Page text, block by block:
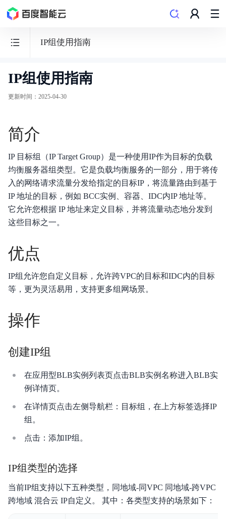
IP组使用指南
负
载
BLB
功能发布记录
产品描述
快速入门
操作指南
API参考
SDK
常见问题
服务等级协议SLA
IP组使用指南
更新时间 ： 2025-04-30
简介
IP 目标组（IP Target Group）是一种使用IP作为目标的负载
均衡服务器组类型。它是负载均衡服务的一部分，用于将传
入的网络请求流量分发给指定的目标IP，将流量路由到基于
IP 地址的目标，例如 BCC实例、容器、IDC内IP 地址等。
它允许您根据 IP 地址来定义目标，并将流量动态地分发到
这些目标之一。
优点
IP组允许您自定义目标，允许跨VPC的目标和IDC内的目标
等，更为灵活易用，支持更多组网场景。
操作
创建IP组
在应用型BLB实例列表页点击BLB实例名称进入BLB实
例详情页。
在详情页点击左侧导航栏：目标组，在上方标签选择IP
组。
点击：添加IP组。
IP组类型的选择
当前IP组支持以下五种类型，同地域-同VPC 同地域-跨VPC
跨地域 混合云 IP自定义。 其中：各类型支持的场景如下：